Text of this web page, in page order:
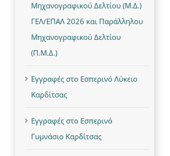
Μηχανογραφικού Δελτίου (Μ.Δ.)
ΓΕΛ/ΕΠΑΛ 2026 και Παράλληλου
Μηχανογραφικού Δελτίου
(Π.Μ.Δ.)
Εγγραφές στο Εσπερινό Λύκειο
Καρδίτσας
Εγγραφές στο Εσπερινό
Γυμνάσιο Καρδίτσας